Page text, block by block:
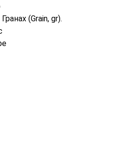
(Grain, gr).